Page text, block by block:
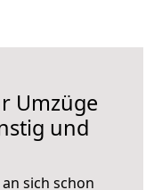
Umzüge
und
sich schon